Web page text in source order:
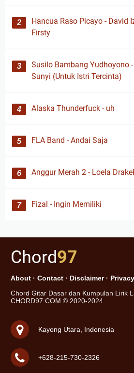
Hancua Raso Picayo - David
Firsty
Susilo Bambang Yudhoyono
Sunyi (Untuk Istri Tercinta)
Alaska Thunderfuck - uh
FLA Band - Andai Saja
Anggur Merah 2 - Loela Drakel
Fizal - Ingin Memiliki
Chord97
About · Contact · Disclaimer·
Chord Gitar Dasar dan Kumpulan Lirik
CHORD97.COM © 2020-2024
Kayong Utara, Indonesia
+628-215-730-2326